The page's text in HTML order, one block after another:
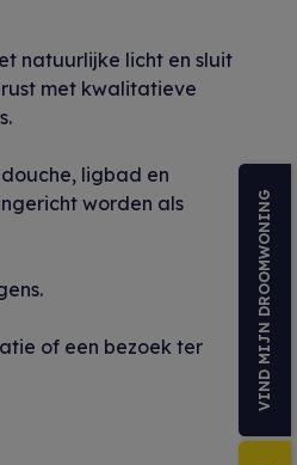
natuurlijke licht en sluit
met kwalitatieve
ligbad en
worden als
of een bezoek ter
VIND MIJN DROOMWONING